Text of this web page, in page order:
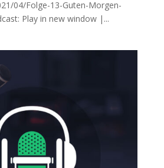
04/Folge-13-Guten-Morgen-
Play in new window |...